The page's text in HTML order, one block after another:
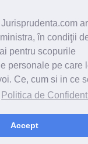
în condiţii
pentru scopurile
personale pe care
Ce, cum si in ce
Politica de
Accept
- 22.01.2019
aduse
contradictoriu cu
creditorii.